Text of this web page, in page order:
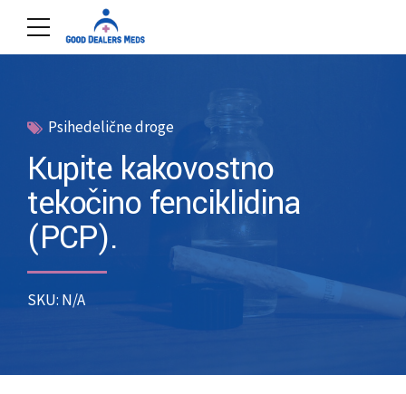
Psihedelične droge
Kupite kakovostno
tekočino fenciklidina
(PCP).
SKU: N/A